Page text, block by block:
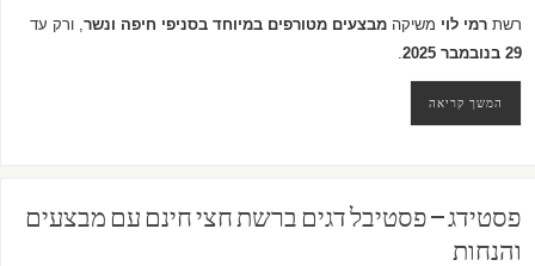
רשת רמי לוי משיקה מבצעים מטורפים במיוחד בסניפי חיפה ונשר, ורק עד
29 בנובמבר 2025
.
המשך קריאה
פסטידג – פסטיבל דגים ברשת חצי חינם עם מבצעים
והנחות